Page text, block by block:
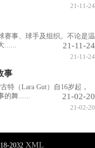
21-11-24
赛事、球手及组织。不论是温
......
21-11-24
21-11-24
事
特（Lara Gut）自16岁起，
的舞......
21-02-20
21-02-20
2032 XML